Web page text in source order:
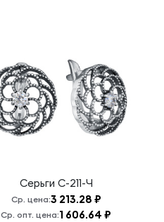
Серьги С-211-Ч
Ср. цена:3 213.28 ₽
Ср. опт. цена:1 606.64 ₽